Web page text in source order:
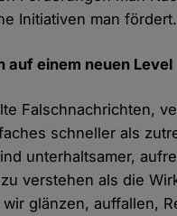
Initiativen man fördert.
auf einem neuen Level
Falschnachrichten,
schneller als
unterhaltsamer,
verstehen als die
glänzen, auffallen,